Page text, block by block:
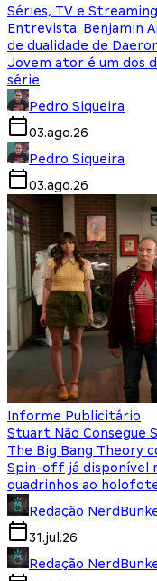
Séries, TV e Streaming
Entrevista: Benjamin
de dualidade de
Jovem ator é um dos
série
Pedro Siqueira
03.ago.26
Pedro Siqueira
03.ago.26
Informe Publicitário
Stuart Não Consegue
The Big Bang Theory
Spin-off já disponível
quadrinhos ao
Redação
31.jul.26
Redação